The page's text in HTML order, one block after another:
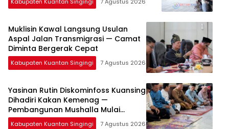
Kabupaten Kuantan Singingi 7 Agustus 2026
Muklisin Kawal Langsung Usulan
Aspal Jalan Transmigrasi — Camat
Diminta Bergerak Cepat
Kabupaten Kuantan Singingi 7 Agustus 2026
Yasinan Rutin Diskominfoss Kuansing
Dihadiri Kakan Kemenag —
Pembangunan Mushalla Mulai
Dirancang
Kabupaten Kuantan Singingi 7 Agustus 2026